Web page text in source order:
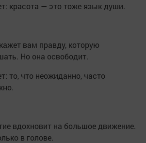
красота — это тоже язык души.
вам правду, которую
Но она освободит.
то, что неожиданно, часто
вдохновит на большое движение.
в голове.